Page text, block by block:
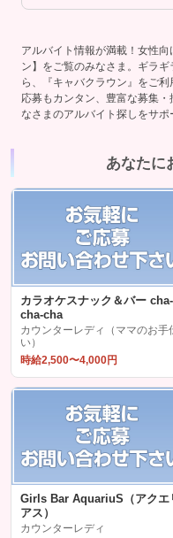
アルバイト情報が満載！女性
ン】をご覧のみなさま。ギラ
ら、『キャバクラウン』をご利
応募もカンタン、豊富な募集
なさまのアルバイト探しをサポ
あなたに
カラオケスナック＆バー cha-
cha-cha
カウンターレディ（ママのお手
い）
時給2,500〜4,000円
Girls Bar AquariuS（アクエ
アス）
カウンターレディ